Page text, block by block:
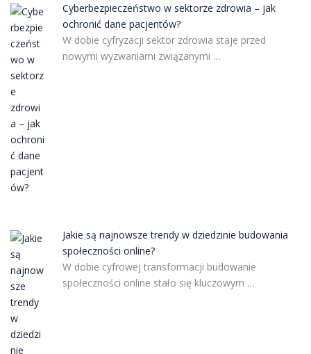
Cyberbezpieczeństwo w sektorze zdrowia – jak
ochronić dane pacjentów?
W dobie cyfryzacji sektor zdrowia staje przed
nowymi wyzwaniami związanymi …
Jakie są najnowsze trendy w dziedzinie budowania
społeczności online?
W dobie cyfrowej transformacji budowanie
społeczności online stało się kluczowym …